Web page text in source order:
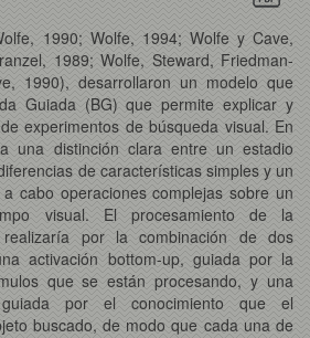
1990; Wolfe, 1994; Wolfe y Cave,
1989; Wolfe, Steward, Friedman-
1990), desarrollaron un modelo que
Guiada (BG) que permite explicar y
experimentos de búsqueda visual. En
una distinción clara entre un estadio
de características simples y un
cabo operaciones complejas sobre un
visual. El procesamiento de la
por la combinación de dos
activación bottom-up, guiada por la
que se están procesando, y una
guiada por el conocimiento que el
buscado, de modo que cada una de